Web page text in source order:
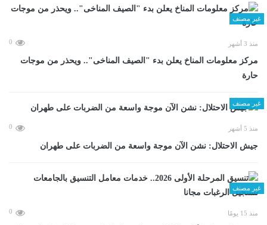
غير مصنف
منذ 3 أشهر 0
مركز معلومات المناخ يعلن بدء "الصيف المناخى".. ويحذر من موجات
حارة
غير مصنف
منذ 5 أشهر 0
جيش الاحتلال: نشن الآن موجة واسعة من الضربات على طهران
غير مصنف
منذ 15 يومًا 0